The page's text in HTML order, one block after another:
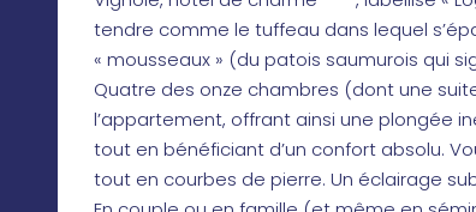
tendre comme le tuffeau dans lequel
« mousseaux » (du patois saumurois qui
Quatre des onze chambres (dont une
l’appartement, offrant ainsi une plongée
tout en bénéficiant d’un confort absolu.
tout en courbes de pierre. Un éclairage